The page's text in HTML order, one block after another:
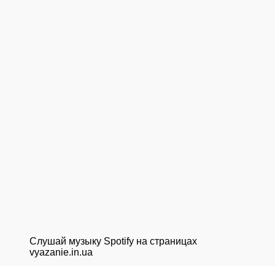
Слушай музыку Spotify на страницах
vyazanie.in.ua